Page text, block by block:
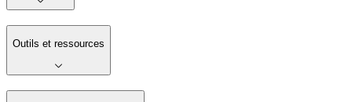
Outils et ressources